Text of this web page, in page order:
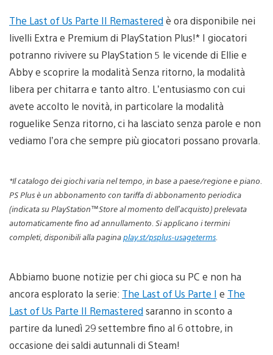
The Last of Us Parte II Remastered è ora disponibile nei
livelli Extra e Premium di PlayStation Plus!* I giocatori
potranno rivivere su PlayStation 5 le vicende di Ellie e
Abby e scoprire la modalità Senza ritorno, la modalità
libera per chitarra e tanto altro. L’entusiasmo con cui
avete accolto le novità, in particolare la modalità
roguelike Senza ritorno, ci ha lasciato senza parole e non
vediamo l’ora che sempre più giocatori possano provarla.
*Il catalogo dei giochi varia nel tempo, in base a paese/regione e piano.
PS Plus è un abbonamento con tariffa di abbonamento periodica
(indicata su PlayStation™Store al momento dell’acquisto) prelevata
automaticamente fino ad annullamento. Si applicano i termini
completi, disponibili alla paginaplay.st/psplus-usageterms.
Abbiamo buone notizie per chi gioca su PC e non ha
ancora esplorato la serie: The Last of Us Parte I e The
Last of Us Parte II Remastered saranno in sconto a
partire da lunedì 29 settembre fino al 6 ottobre, in
occasione dei saldi autunnali di Steam!